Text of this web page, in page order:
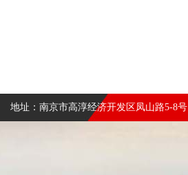
地址：南京市高淳经济开发区凤山路5-8号